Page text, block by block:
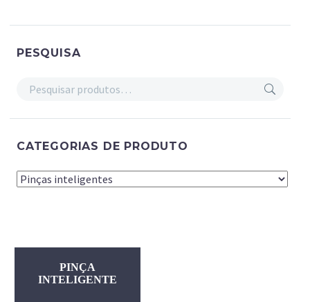
PESQUISA
CATEGORIAS DE PRODUTO
PINÇA
INTELIGENTE